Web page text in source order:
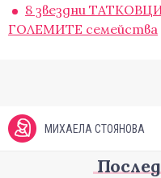
8 звездни
ГОЛЕМИТЕ семейства
МИХАЕЛА СТОЯНОВА